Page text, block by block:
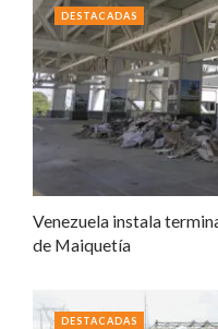
Venezuela instala
de Maiquetía
DESTACADAS
DESTACADAS